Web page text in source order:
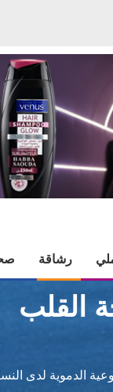
رشاقة
القلب
الدموية لدى